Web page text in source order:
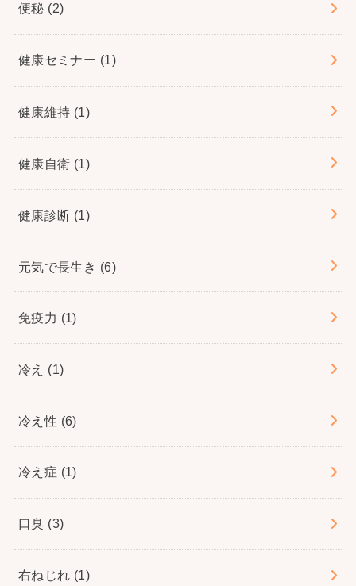
便秘 (2)
健康セミナー (1)
健康維持 (1)
健康自衛 (1)
健康診断 (1)
元気で長生き (6)
免疫力 (1)
冷え (1)
冷え性 (6)
冷え症 (1)
口臭 (3)
右ねじれ (1)